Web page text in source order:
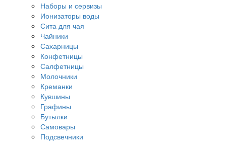
Наборы и сервизы
Ионизаторы воды
Сита для чая
Чайники
Сахарницы
Конфетницы
Салфетницы
Молочники
Креманки
Кувшины
Графины
Бутылки
Самовары
Подсвечники